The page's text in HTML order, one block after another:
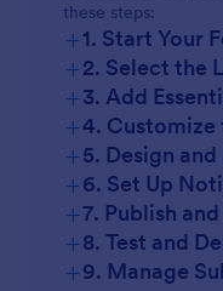
Food Safety
these steps:
+1. Start Your
+2. Select the
+3. Add
+4. Customize
+5. Design
+6. Set Up
+7. Publish
+8. Test and
+9. Manage